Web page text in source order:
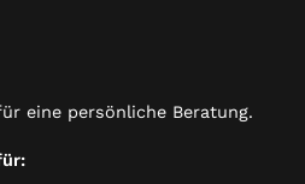
eine persönliche Beratung.